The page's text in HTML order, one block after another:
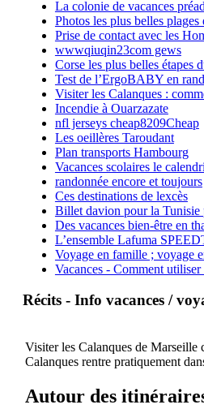
La colonie de vacances
Photos les plus belles plages
Prise de contact avec les
wwwqiuqin23com gews
Corse les plus belles étapes
Test de l’ErgoBABY en
Visiter les Calanques :
Incendie à Ouarzazate
nfl jerseys cheap8209Cheap
Les oeillères Taroudant
Plan transports Hambourg
Vacances scolaires le
randonnée encore et toujours
Ces destinations de lexcès
Billet davion pour la Tunisie
Des vacances bien-être en
L’ensemble Lafuma
Voyage en famille ; voyage
Vacances - Comment
Récits - Info vacances /
Visiter les Calanques de Marseille
Calanques rentre pratiquement
Autour des